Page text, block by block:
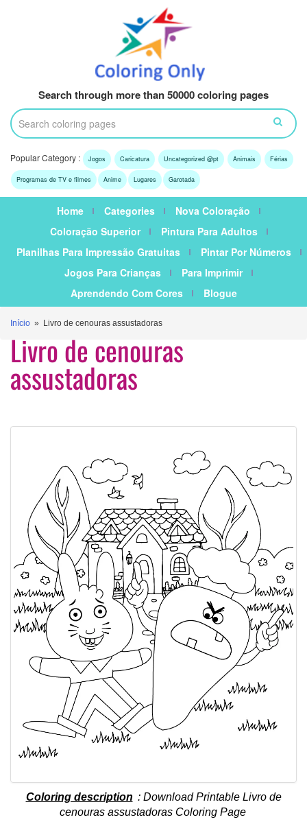
Search through more than 50000 coloring pages
Popular Category : Jogos Caricatura Uncategorized @pt Animais Férias
Programas de TV e filmes Anime Lugares Garotada
Home Categories
Nova Coloração
Coloração Superior
Pintura Para Adultos
Planilhas Para Impressão Gratuitas
Pintar Por Números
Jogos Para Crianças
Para Imprimir
Aprendendo Com Cores
Blogue
Início » Livro de cenouras assustadoras
Livro de cenouras
assustadoras
Coloring description : Download Printable Livro de
cenouras assustadoras Coloring Page